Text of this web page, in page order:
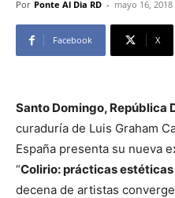
Por Ponte Al Dia RD - mayo 16, 2018
Facebook X
Santo Domingo, República
curaduría de Luis Graham
España presenta su nueva
“Colirio: prácticas
decena de artistas